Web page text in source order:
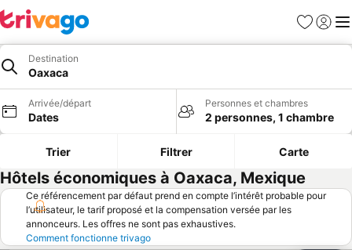
Favoris
Se
Destination
Oaxaca
Arrivée/départ
Dates
Personnes et chambres
2 personnes, 1 chambre
Trier Filtrer Carte
Hôtels économiques à Oaxaca, Mexique
Ce référencement par défaut prend en compte l’intérêt probable pour
l’utilisateur, le tarif proposé et la compensation versée par les
annonceurs. Les offres ne sont pas exhaustives.
Comment fonctionne trivago